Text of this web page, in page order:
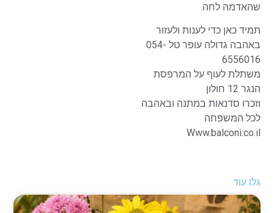
שהאדמה לחה.
תמיד כאן כדי לענות ולעזור
באהבה גדולה עופר טל 054-
6556016
משתלת לעוף על המרפסת
הנגר 12 חולון
וזכרו סדנאות במתנה ובאהבה
לכל המשפחה
Www.balconi.co.il
גלו עוד